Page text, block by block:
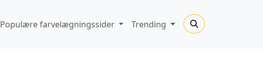
Populære farvelægningssider Trending